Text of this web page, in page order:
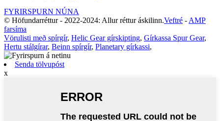
FYRIRSPURN NÚNA
© Höfundarréttur - 2022-2024: Allur réttur áskilinn.Veftré - AMP
farsíma
Vörulisti með spírgír, Helic Gear gírskipting, Gírkassa Spur Gear,
Hertu stálgírar, Beinn spírgír, Planetary gírkassi,
Senda tölvupóst
x